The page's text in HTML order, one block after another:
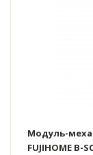
Модуль-
FUJIHOME B-